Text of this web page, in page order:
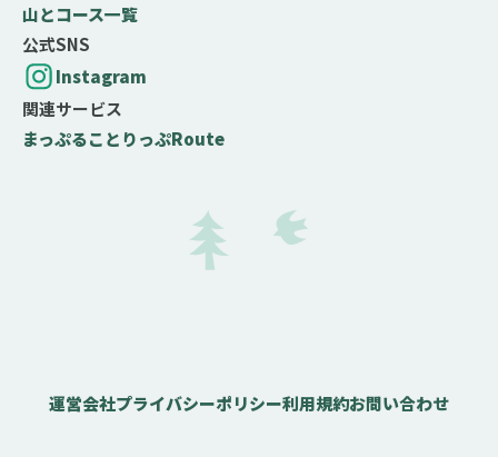
山とコース一覧
公式SNS
Instagram
関連サービス
まっぷることりっぷRoute
運営会社プライバシーポリシー利用規約お問い合わせ